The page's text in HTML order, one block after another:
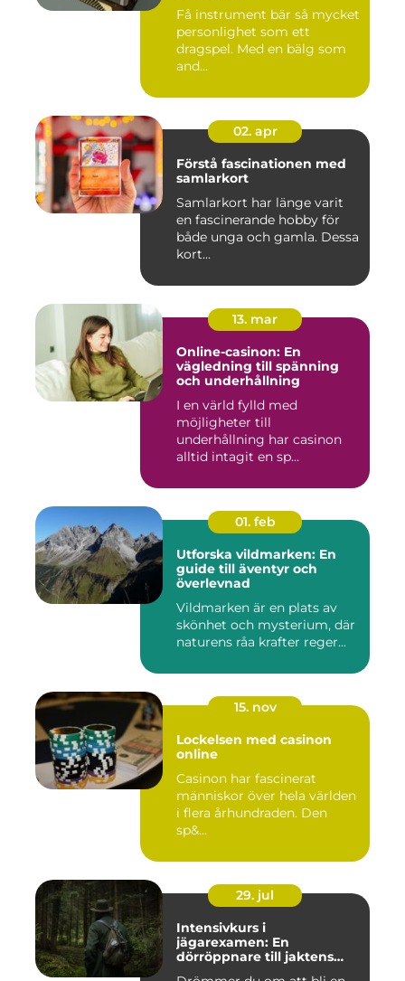
Få instrument bär så mycket
personlighet som ett
dragspel. Med en bälg som
and...
02. apr
Förstå fascinationen med
samlarkort
Samlarkort har länge varit
en fascinerande hobby för
både unga och gamla. Dessa
kort...
13. mar
Online-casinon: En
vägledning till spänning
och underhållning
I en värld fylld med
möjligheter till
underhållning har casinon
alltid intagit en sp...
01. feb
Utforska vildmarken: En
guide till äventyr och
överlevnad
Vildmarken är en plats av
skönhet och mysterium, där
naturens råa krafter reger...
15. nov
Lockelsen med casinon
online
Casinon har fascinerat
människor över hela världen
i flera århundraden. Den
sp&...
29. jul
Intensivkurs i
jägarexamen: En
dörröppnare till jaktens